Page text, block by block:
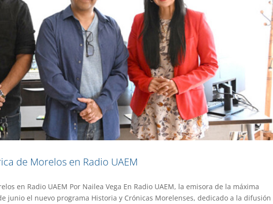
de Morelos en Radio UAEM
en Radio UAEM Por Nailea Vega En Radio UAEM, la emisora de la máxima
junio el nuevo programa Historia y Crónicas Morelenses, dedicado a la difusión
para el curso de verano Venaditos 2026